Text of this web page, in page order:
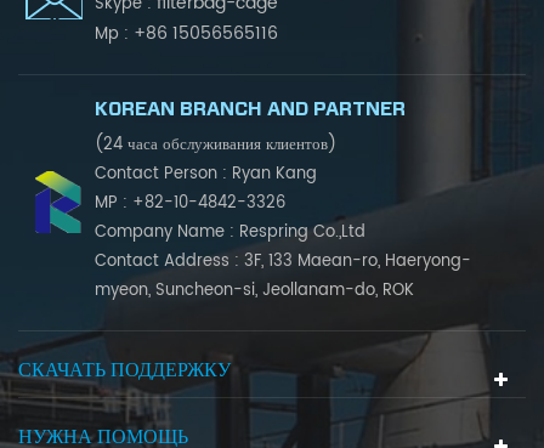
Mp : +86 15056565116
KOREAN BRANCH AND PARTNER
(24 часа обслуживания клиентов)
Contact Person : Ryan Kang
MP : +82-10-4842-3326
Company Name : Respring Co.,Ltd
Contact Address : 3F, 133 Maean-ro, Haeryong-
myeon, Suncheon-si, Jeollanam-do, ROK
СКАЧАТЬ ПОДДЕРЖКУ
НУЖНА ПОМОЩЬ